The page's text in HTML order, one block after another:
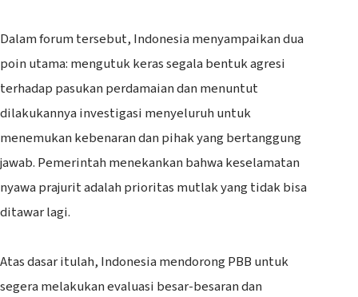
‎Dalam forum tersebut, Indonesia menyampaikan dua
poin utama: mengutuk keras segala bentuk agresi
terhadap pasukan perdamaian dan menuntut
dilakukannya investigasi menyeluruh untuk
menemukan kebenaran dan pihak yang bertanggung
jawab. Pemerintah menekankan bahwa keselamatan
nyawa prajurit adalah prioritas mutlak yang tidak bisa
ditawar lagi.
‎Atas dasar itulah, Indonesia mendorong PBB untuk
segera melakukan evaluasi besar-besaran dan